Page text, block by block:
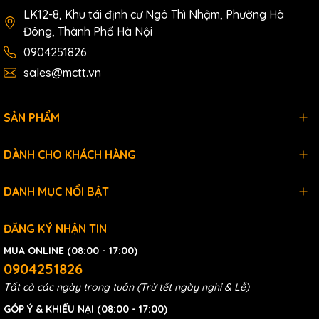
LK12-8, Khu tái định cư Ngô Thì Nhậm, Phường Hà
Đông, Thành Phố Hà Nội
0904251826
sales@mctt.vn
SẢN PHẨM
DÀNH CHO KHÁCH HÀNG
DANH MỤC NỔI BẬT
ĐĂNG KÝ NHẬN TIN
MUA ONLINE (08:00 - 17:00)
0904251826
Tất cả các ngày trong tuần (Trừ tết ngày nghỉ & Lễ)
GÓP Ý & KHIẾU NẠI (08:00 - 17:00)